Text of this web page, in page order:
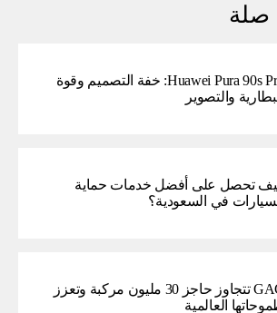
صلة
Huawei Pura 90s Pro: خفة التصميم وقوة
والتصوير
تحصل على أفضل خدمات حماية
في السعودية؟
GAC تتجاوز حاجز 30 مليون مركبة وتعزز
العالمية